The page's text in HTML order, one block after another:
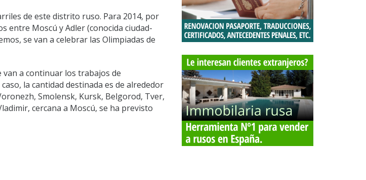
de este distrito ruso. Para 2014, por
entre Moscú y Adler (conocida ciudad-
se van a celebrar las Olimpiadas de
a continuar los trabajos de
la cantidad destinada es de alrededor
Smolensk, Kursk, Belgorod, Tver,
cercana a Moscú, se ha previsto